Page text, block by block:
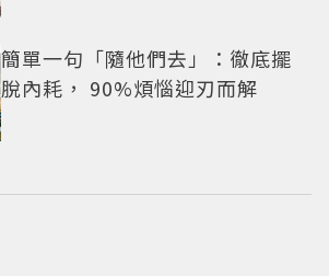
簡單一句「隨他們去」：徹底擺
脫內耗， 90%煩惱迎刃而解